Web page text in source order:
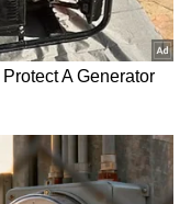
News), ಟಿವಿ
), ಸೆಲೆಬ್ರಿಟಿ
ಏಷ್ಯಾನೆಟ್
ನೋಡಿ.
Review),
ಅಪ್‌ಡೇಟ್ಸ್‌,
ಗಳ ಬಗ್ಗೆ